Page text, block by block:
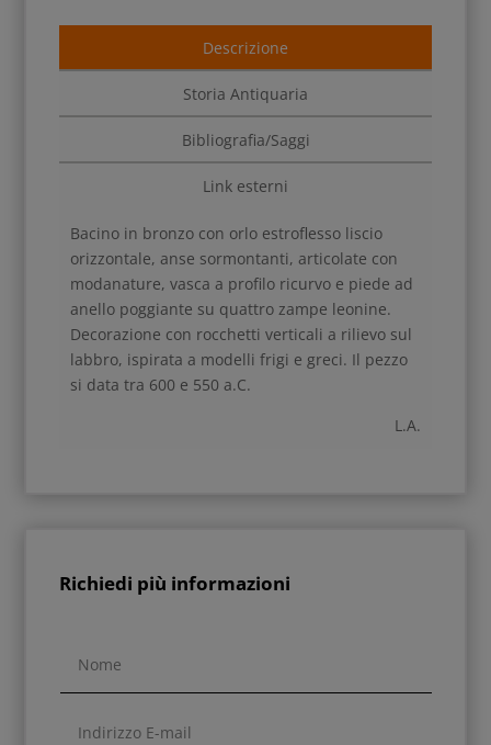
Descrizione
Storia Antiquaria
Bibliografia/Saggi
Link esterni
Bacino in bronzo con orlo estroflesso liscio
orizzontale, anse sormontanti, articolate con
modanature, vasca a profilo ricurvo e piede ad
anello poggiante su quattro zampe leonine.
Decorazione con rocchetti verticali a rilievo sul
labbro, ispirata a modelli frigi e greci. Il pezzo
si data tra 600 e 550 a.C.
L.A.
Richiedi più informazioni